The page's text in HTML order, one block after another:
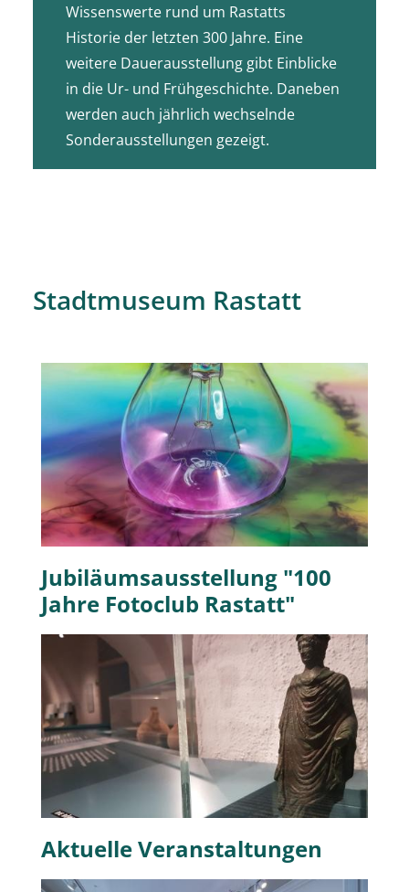
Wissenswerte rund um Rastatts
Historie der letzten 300 Jahre. Eine
weitere Dauerausstellung gibt Einblicke
in die Ur- und Frühgeschichte. Daneben
werden auch jährlich wechselnde
Sonderausstellungen gezeigt.
Stadtmuseum Rastatt
Jubiläumsausstellung "100
Jahre Fotoclub Rastatt"
Aktuelle Veranstaltungen